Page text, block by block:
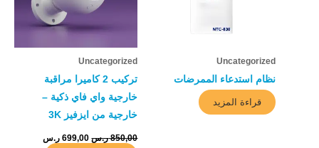
Uncategorized
نظام استدعاء الممرضات
قراءة المزيد
Uncategorized
تركيب 2 كاميرا مراقبة
خارجية واي فاي ذكية –
خارجية من ايزفيز 3K
850,00 ر.س 699,00 ر.س